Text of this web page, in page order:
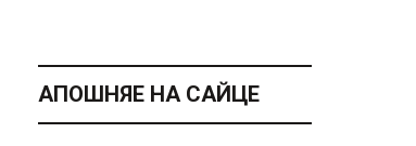
АПОШНЯЕ НА САЙЦЕ